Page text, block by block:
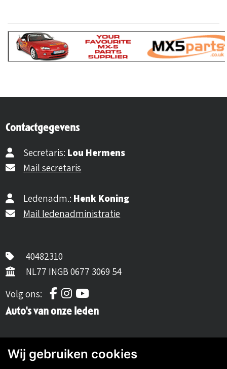
Contactgegevens
Secretaris: Lou Hermens
Mail secretaris
Ledenadm.: Henk Koning
Mail ledenadministratie
40482310
NL77 INGB 0677 3069 54
Volg ons:
Volg ons op Facebook
Volg ons op Instagram
Volg ons op YouTube
Auto's van onze leden
Wij gebruiken cookies